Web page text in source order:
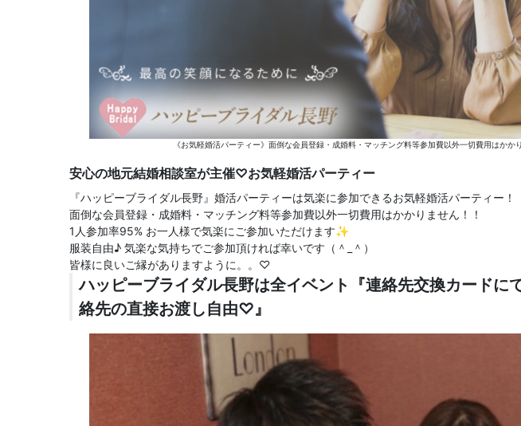
《お気軽婚活パーティー》面倒な会員登録・成婚料・マッチング料等参加費以外一切費用はかか
安心の地元結婚相談室が主催♡お気軽婚活パーティー
『ハッピーブライダル長野』婚活パーティーは気楽に参加できるお気軽婚活パーティー！
面倒な会員登録・成婚料・マッチング料等参加費以外一切費用はかかりません！！
1人参加率95% お一人様で気楽にご参加いただけます✨
服装自由♪ 気楽な気持ちでご参加頂ければ幸いです（＾_＾）
皆様に良いご縁がありますように。。♡
ハッピーブライダル長野は全イベント『連絡先交換カードに
絡先の直接お渡し自由♡』